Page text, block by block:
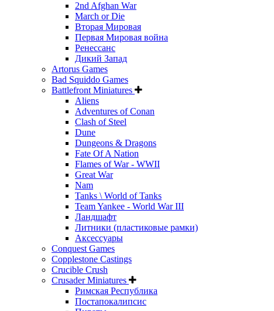
2nd Afghan War
March or Die
Вторая Мировая
Первая Мировая война
Ренессанс
Дикий Запад
Artorus Games
Bad Squiddo Games
Battlefront Miniatures
Aliens
Adventures of Conan
Clash of Steel
Dune
Dungeons & Dragons
Fate Of A Nation
Flames of War - WWII
Great War
Nam
Tanks \ World of Tanks
Team Yankee - World War III
Ландшафт
Литники (пластиковые рамки)
Аксессуары
Conquest Games
Copplestone Castings
Crucible Crush
Crusader Miniatures
Римская Республика
Постапокалипсис